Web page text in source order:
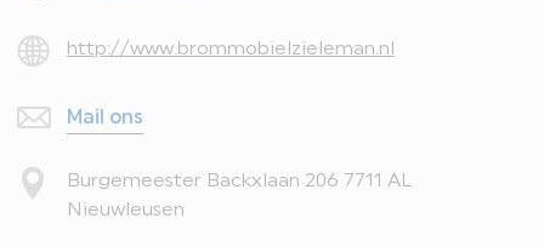
http://www.brommobielzieleman.nl
Mail ons
Burgemeester Backxlaan 206 7711 AL
Nieuwleusen